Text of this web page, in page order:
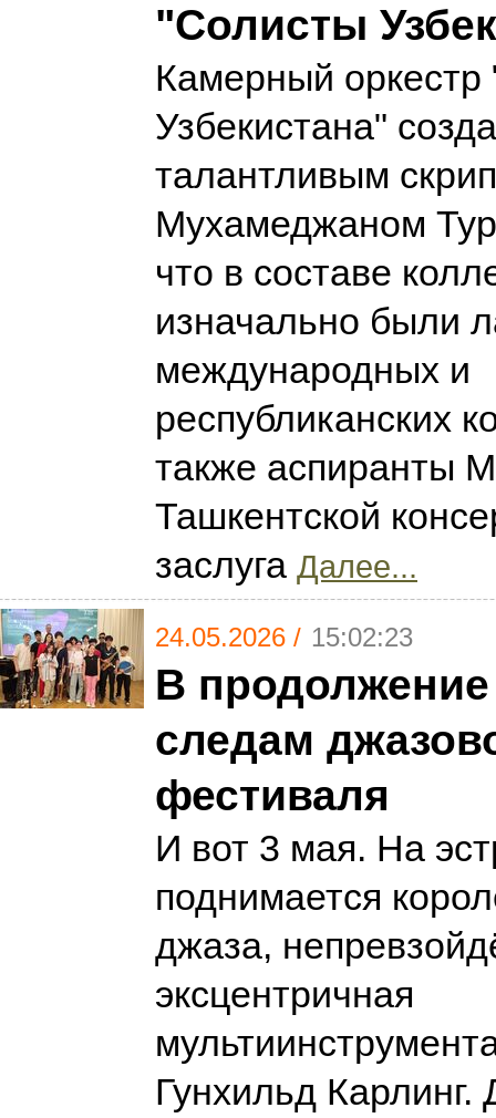
"Солисты
Камерный
Узбекистана"
талантливым
Мухамеджаном
что в составе
изначально были
международных и
республиканских
также аспиранты
Ташкентской
заслуга Далее...
24.05.2026 / 15:02:23
В
следам
фестиваля
И вот 3 мая. На
поднимается
джаза,
эксцентричная
Гунхильд Карлинг.